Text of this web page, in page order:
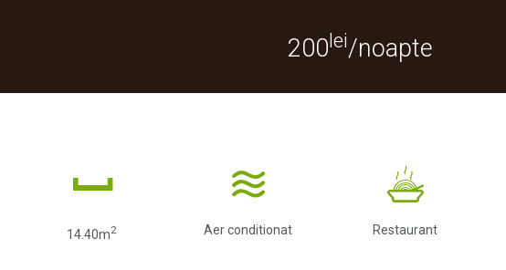
200lei/noapte
14.40m2 Aer conditionat Restaurant